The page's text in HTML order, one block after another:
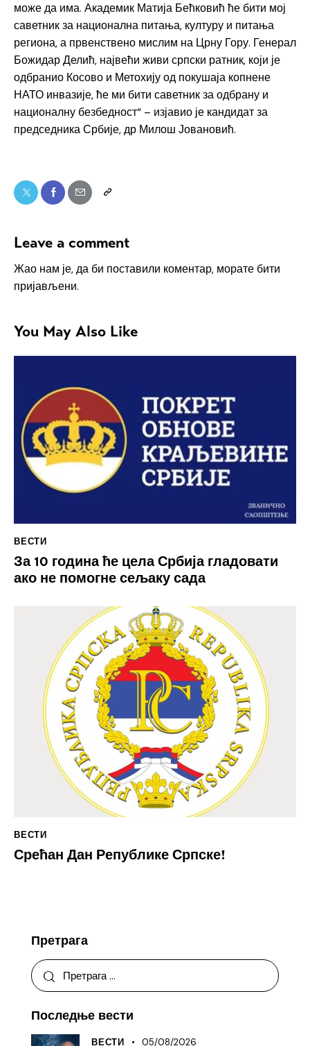
може да има. Академик Матија Бећковић ће бити мој
саветник за национална питања, културу и питања
региона, а првенствено мислим на Црну Гору. Генерал
Божидар Делић, највећи живи српски ратник, који је
одбранио Косово и Метохију од покушаја копнене
НАТО инвазије, ће ми бити саветник за одбрану и
националну безбедност“ – изјавио је кандидат за
председника Србије, др Милош Јовановић.
Leave a comment
Жао нам је, да би поставили коментар, морате бити
пријављени.
You May Also Like
ВЕСТИ
За 10 година ће цела Србија гладовати
ако не помогне сељаку сада
ВЕСТИ
Срећан Дан Републике Српске!
Претрага
Последње вести
ВЕСТИ 05/08/2026